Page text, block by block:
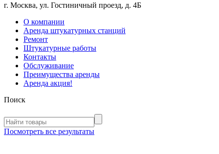
г. Москва, ул. Гостиничный проезд, д. 4Б
О компании
Аренда штукатурных станций
Ремонт
Штукатурные работы
Контакты
Обслуживание
Преимущества аренды
Аренда акция!
Поиск
Посмотреть все результаты